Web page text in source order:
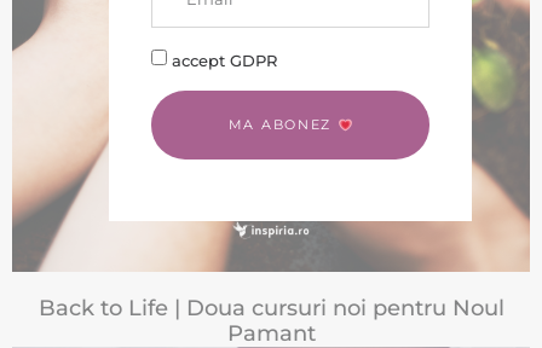
Back to Life | Doua cursuri noi pentru Noul
Pamant
accept GDPR
MA ABONEZ